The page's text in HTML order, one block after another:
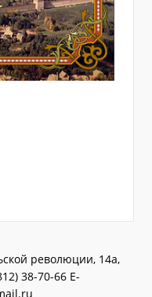
революции, 14а,
38-70-66 E-